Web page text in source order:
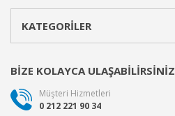
KATEGORİLER
BİZE KOLAYCA ULAŞABİLİRSİNİZ
Müşteri Hizmetleri
0 212 221 90 34